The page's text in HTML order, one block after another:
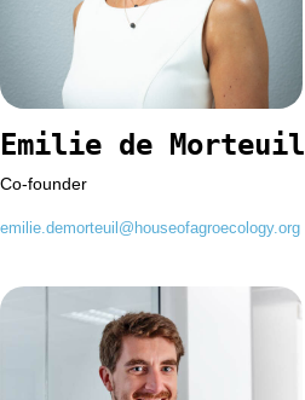
Emilie de Morteuil
Co-founder
emilie.demorteuil@houseofagroecology.org